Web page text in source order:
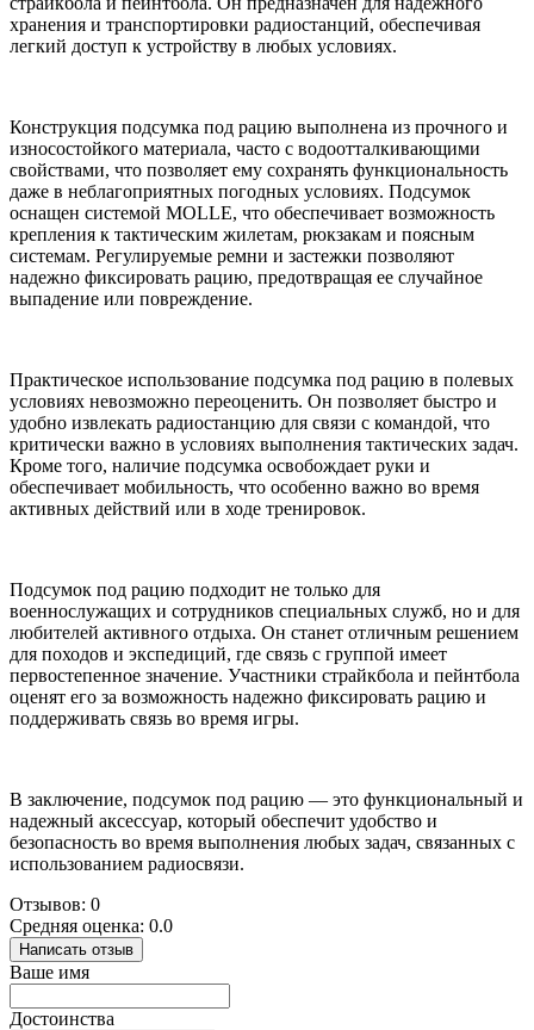
хранения и транспортировки радиостанций, обеспечивая
легкий доступ к устройству в любых условиях.
Конструкция подсумка под рацию выполнена из прочного и
износостойкого материала, часто с водоотталкивающими
свойствами, что позволяет ему сохранять функциональность
даже в неблагоприятных погодных условиях. Подсумок
оснащен системой MOLLE, что обеспечивает возможность
крепления к тактическим жилетам, рюкзакам и поясным
системам. Регулируемые ремни и застежки позволяют
надежно фиксировать рацию, предотвращая ее случайное
выпадение или повреждение.
Практическое использование подсумка под рацию в полевых
условиях невозможно переоценить. Он позволяет быстро и
удобно извлекать радиостанцию для связи с командой, что
критически важно в условиях выполнения тактических задач.
Кроме того, наличие подсумка освобождает руки и
обеспечивает мобильность, что особенно важно во время
активных действий или в ходе тренировок.
Подсумок под рацию подходит не только для
военнослужащих и сотрудников специальных служб, но и для
любителей активного отдыха. Он станет отличным решением
для походов и экспедиций, где связь с группой имеет
первостепенное значение. Участники страйкбола и пейнтбола
оценят его за возможность надежно фиксировать рацию и
поддерживать связь во время игры.
В заключение, подсумок под рацию — это функциональный и
надежный аксессуар, который обеспечит удобство и
безопасность во время выполнения любых задач, связанных с
использованием радиосвязи.
Отзывов: 0
Средняя оценка: 0.0
Написать отзыв
Ваше имя
Достоинства